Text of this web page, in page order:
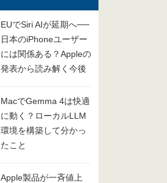
EUでSiri AIが延期へ──
日本のiPhoneユーザー
には関係ある？Appleの
発表から読み解く今後
MacでGemma 4は快適
に動く？ローカルLLM
環境を構築して分かっ
たこと
Apple製品が一斉値上